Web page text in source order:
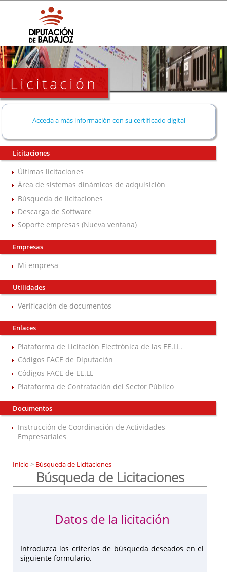
Licitación
Acceda a más información con su certificado digital
Licitaciones
Últimas licitaciones
Área de sistemas dinámicos de adquisición
Búsqueda de licitaciones
Descarga de Software
Soporte empresas (Nueva ventana)
Empresas
Mi empresa
Utilidades
Verificación de documentos
Enlaces
Plataforma de Licitación Electrónica de las EE.LL.
Códigos FACE de Diputación
Códigos FACE de EE.LL
Plataforma de Contratación del Sector Público
Documentos
Instrucción de Coordinación de Actividades
Empresariales
Inicio > Búsqueda de Licitaciones
Búsqueda de Licitaciones
Introduzca los criterios de búsqueda deseados en el
siguiente formulario.
Datos de la licitación